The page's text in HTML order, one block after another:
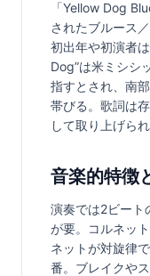
「Yellow Dog
されたブルース
初出年や初演者
Dog”は米ミシシ
指すとされ、南
帯びる。歌詞は
して取り上げら
音楽的特徴
演奏では2ビート
が要。コルネッ
ネットが対旋律
番。ブレイクや